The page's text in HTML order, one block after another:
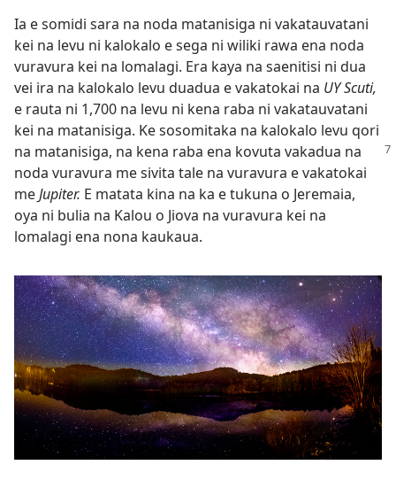
Ia e somidi sara na noda matanisiga ni vakatauvatani
kei na levu ni kalokalo e sega ni wiliki rawa ena noda
vuravura kei na lomalagi. Era kaya na saenitisi ni dua
vei ira na kalokalo levu duadua e vakatokai na UY Scuti,
e rauta ni 1,700 na levu ni kena raba ni vakatauvatani
kei na matanisiga. Ke sosomitaka na kalokalo levu qori
na matanisiga, na kena raba ena kovuta vakadua na
noda vuravura me sivita tale na vuravura e vakatokai
meJupiter. E matata kina na ka e tukuna o Jeremaia,
oya ni bulia na Kalou o Jiova na vuravura kei na
lomalagi ena nona kaukaua.